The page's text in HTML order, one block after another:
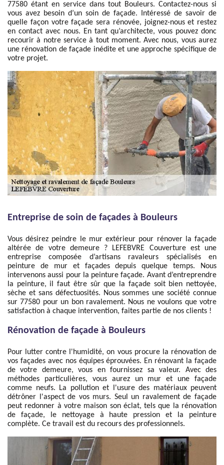
77580 étant en service dans tout Bouleurs. Contactez-nous si
vous avez besoin d’un soin de façade. Intéressé de savoir de
quelle façon votre façade sera rénovée, joignez-nous et restez
en contact avec nous. En tant qu’architecte, vous pouvez donc
recourir à notre service à tout moment. Avec nous, vous aurez
une rénovation de façade inédite et une approche spécifique de
votre projet.
Entreprise de soin de façades à Bouleurs
Vous désirez peindre le mur extérieur pour rénover la façade
altérée de votre demeure ? LEFEBVRE Couverture est une
entreprise composée d’artisans ravaleurs spécialisés en
peinture de mur et façades depuis quelque temps. Nous
intervenons aussi pour la peinture façade. Avant d’entreprendre
la peinture, il faut être sûr que la façade soit bien nettoyée,
sèche et sans défectuosités. Nous sommes une société connue
sur 77580 pour un bon ravalement. Nous ne voulons que votre
satisfaction à chaque intervention, faites partie de nos clients !
Rénovation de façade à Bouleurs
Pour lutter contre l'humidité, on vous procure la rénovation de
vos façades avec nos équipes éprouvées. En rénovant la façade
de votre demeure, vous en fournissez sa valeur. Avec des
méthodes particulières, vous aurez un mur et une façade
comme neufs. La pollution et l'usure des matériaux peuvent
détrôner l'aspect de vos murs. Seul un ravalement de façade
peut redonner à votre maison son éclat, tels que la rénovation
de façade, le nettoyage à haute pression et la peinture
complète. Ce travail est du recours des professionnels.